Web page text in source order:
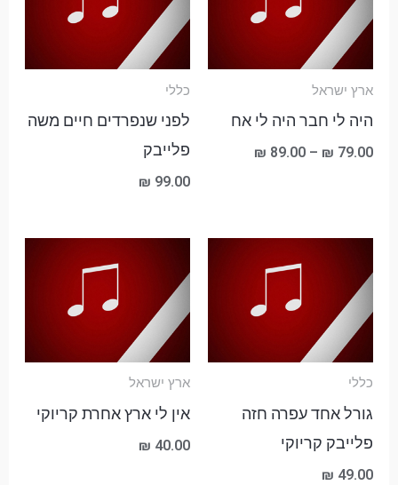
ארץ ישראל
היה לי חבר היה לי אח
₪ 79.00
–
₪ 89.00
עד
⁦₪ 89.00⁩
כללי
לפני שנפרדים חיים משה
פלייבק
₪ 99.00
כללי
גורל אחד עפרה חזה
פלייבק קריוקי
₪ 49.00
ארץ ישראל
אין לי ארץ אחרת קריוקי
₪ 40.00